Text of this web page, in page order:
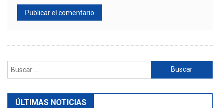
Buscar:
ÚLTIMAS NOTICIAS